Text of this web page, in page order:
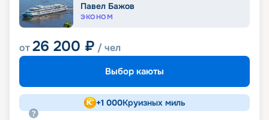
Павел Бажов
ЭКОНОМ
от26 200 ₽ / чел
Выбор каюты
+1 000Круизных миль